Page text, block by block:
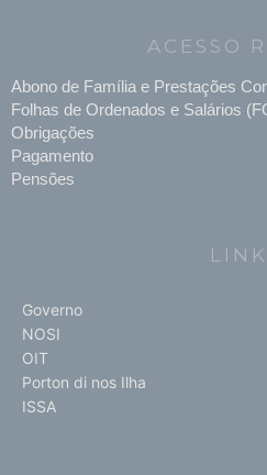
ACESSO
Abono de Família e Prestações
Folhas de Ordenados e Salários
Obrigações
Pagamento
Pensões
Governo
NOSI
OIT
Porton di nos Ilha
ISSA